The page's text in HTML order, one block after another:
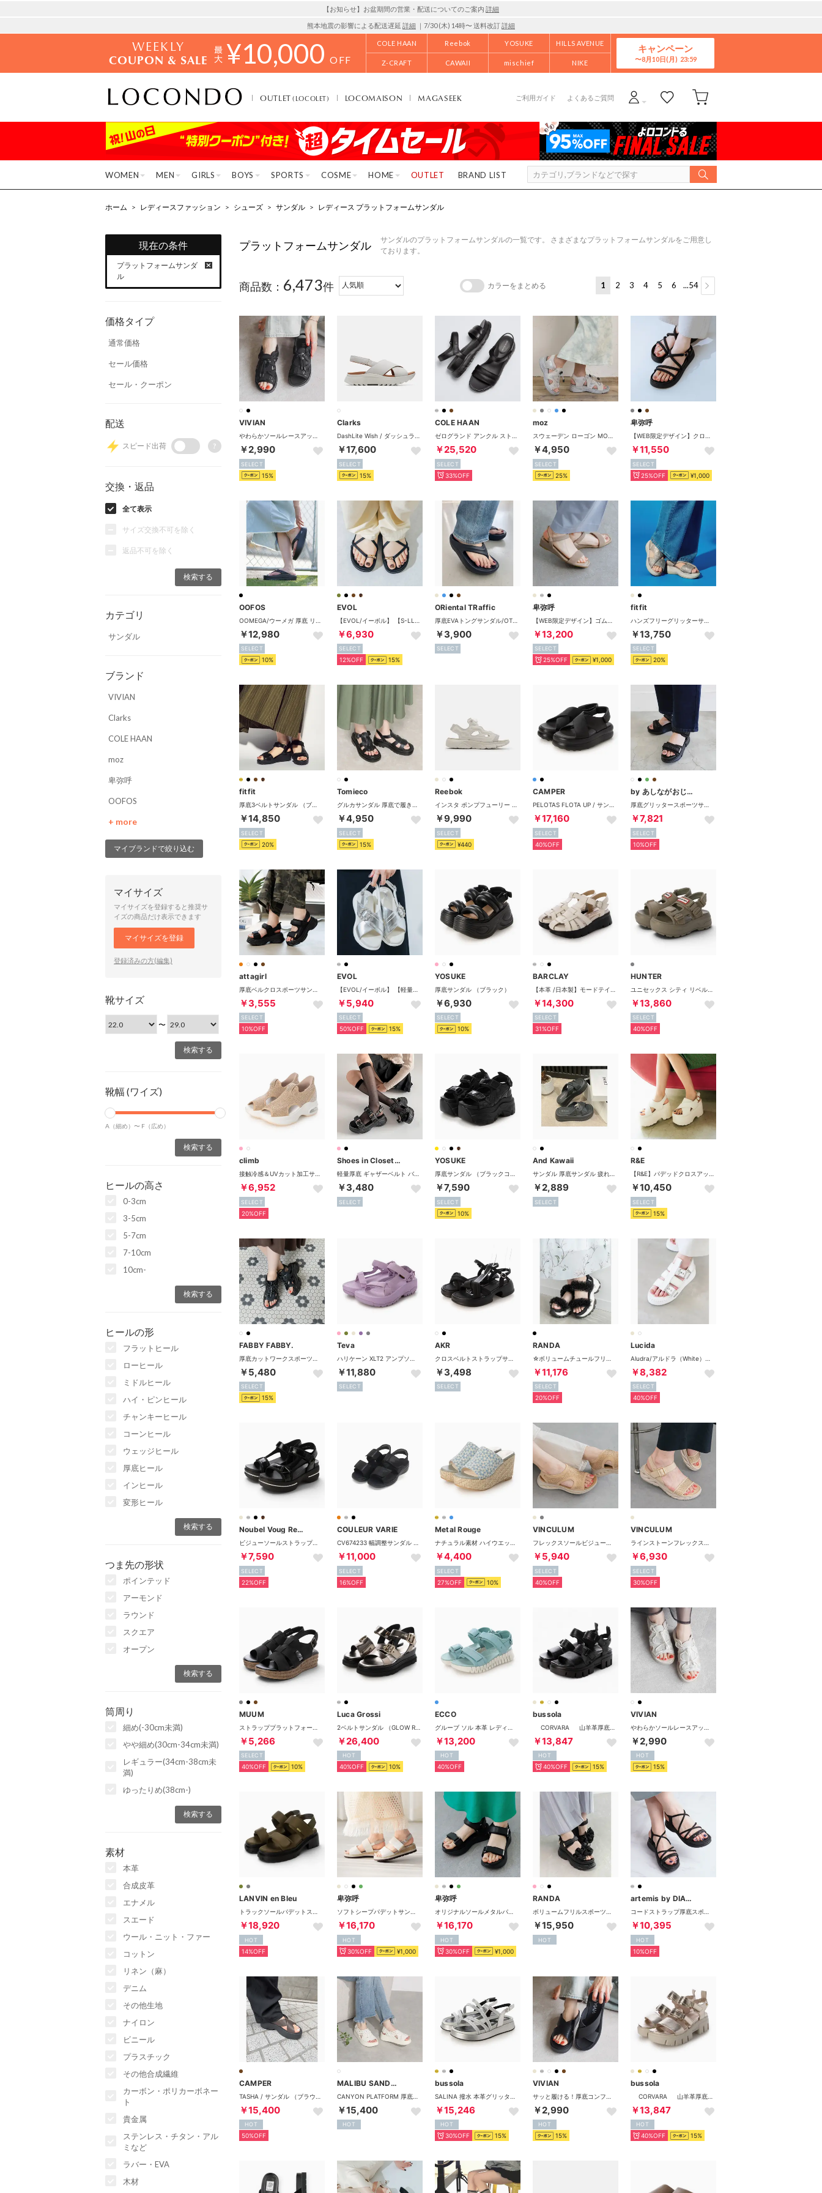
【お知らせ】お盆期間の営業・配送についてのご案内 詳細
熊本地震の影響による配送遅延 詳細 ｜7/30 (木) 14時〜 送料改訂詳細
WEEKLY
COUPON & SALE ¥10,000 OFF
COLE HAAN Reebok YOSUKE HILLS AVENUE
Z-CRAFT CAWAII mischief NIKE
キャンペーン
8月10日(月)
OUTLET(LOCOLET) LOCOMAISON MAGASEEK ご利用ガイド よくあるご質問
WOMEN MEN GIRLS BOYS SPORTS COSME HOME OUTLET BRAND LIST
ホーム > レディースファッション > シューズ > サンダル > レディース プラットフォームサンダル
現在の条件
プラットフォームサンダ
ル
価格タイプ
通常価格
セール価格
セール・クーポン
配送
スピード出荷 ?
交換・返品
全て表示
サイズ交換不可を除く
返品不可を除く
カテゴリ
サンダル
ブランド
VIVIAN
Clarks
COLE HAAN
moz
卑弥呼
OOFOS
+ more
マイブランドで絞り込む
マイサイズ
マイサイズを登録すると推奨サ
イズの商品だけ表示できます
マイサイズを登録
登録済みの方(編集)
靴サイズ
〜
靴幅 (ワイズ)
A（細め）〜 F（広め）
ヒールの高さ
0-3cm
3-5cm
5-7cm
7-10cm
10cm-
ヒールの形
フラットヒール
ローヒール
ミドルヒール
ハイ・ピンヒール
チャンキーヒール
コーンヒール
ウェッジヒール
厚底ヒール
インヒール
変形ヒール
つま先の形状
ポインテッド
アーモンド
ラウンド
スクエア
オープン
筒周り
細め(-30cm未満)
やや細め(30cm-34cm未満)
レギュラー(34cm-38cm未
満)
ゆったりめ(38cm-)
素材
本革
合成皮革
エナメル
スエード
ウール・ニット・ファー
コットン
リネン（麻）
デニム
その他生地
ナイロン
ビニール
プラスチック
その他合成繊維
カーボン・ポリカーボネー
ト
貴金属
ステンレス・チタン・アル
ミなど
ラバー・EVA
木材
プラットフォームサンダル
サンダルのプラットフォームサンダルの一覧です。 さまざまなプラットフォームサンダルをご用意し
ております。
商品数： 6,473件 カラーをまとめる 1 2 3 4 5 6 ...54
VIVIAN
￥2,990
SELECT
15%
Clarks
￥17,600
SELECT
15%
COLE HAAN
￥25,520
SELECT
33%OFF
moz
￥4,950
SELECT
25%
卑弥呼
￥11,550
SELECT
25%OFF ¥1,000
OOFOS
￥12,980
SELECT
10%
EVOL
￥6,930
SELECT
12%OFF 15%
ORiental TRaffic
￥3,900
SELECT
卑弥呼
￥13,200
SELECT
25%OFF ¥1,000
fitfit
￥13,750
SELECT
20%
fitfit
￥14,850
SELECT
20%
Tomieco
￥4,950
SELECT
15%
Reebok
￥9,990
SELECT
¥440
CAMPER
￥17,160
SELECT
40%OFF
by あしながおじさん
￥7,821
SELECT
10%OFF
attagirl
￥3,555
SELECT
10%OFF
EVOL
￥5,940
SELECT
50%OFF 15%
YOSUKE
厚底サンダル （ブラック）
￥6,930
SELECT
10%
BARCLAY
￥14,300
SELECT
31%OFF
HUNTER
￥13,860
SELECT
40%OFF
climb
￥6,952
SELECT
20%OFF
Shoes in Closet -シュークロ-
￥3,480
SELECT
YOSUKE
￥7,590
SELECT
10%
And Kawaii
￥2,889
SELECT
R&E
￥10,450
SELECT
15%
FABBY FABBY.
￥5,480
SELECT
15%
Teva
￥11,880
SELECT
AKR
￥3,498
SELECT
RANDA
￥11,176
SELECT
20%OFF
Lucida
￥8,382
SELECT
40%OFF
Noubel Voug Relax
ビジューソールストラップサンダル （BL）
￥7,590
SELECT
22%OFF
COULEUR VARIE
￥11,000
SELECT
16%OFF
Metal Rouge
￥4,400
SELECT
27%OFF 10%
VINCULUM
￥5,940
SELECT
40%OFF
VINCULUM
￥6,930
SELECT
30%OFF
MUUM
￥5,266
SELECT
40%OFF 10%
Luca Grossi
￥26,400
HOT
40%OFF 10%
ECCO
￥13,200
HOT
40%OFF
bussola
￥13,847
HOT
40%OFF 15%
VIVIAN
￥2,990
HOT
15%
LANVIN en Bleu
￥18,920
HOT
14%OFF
卑弥呼
￥16,170
HOT
30%OFF ¥1,000
卑弥呼
￥16,170
HOT
30%OFF ¥1,000
RANDA
￥15,950
HOT
artemis by DIANA
￥10,395
HOT
10%OFF
CAMPER
￥15,400
HOT
50%OFF
MALIBU SANDALS
￥15,400
HOT
bussola
￥15,246
HOT
30%OFF 15%
VIVIAN
￥2,990
HOT
15%
bussola
￥13,847
HOT
40%OFF 15%